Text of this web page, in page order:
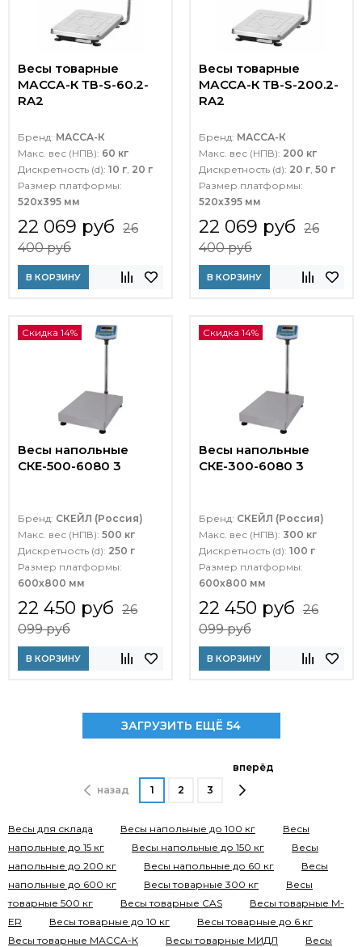
Весы товарные
МАССА-К ТВ-S-60.2-
RA2
Бренд: МАССА-К
Макс. вес (НПВ): 60 кг
Дискретность (d): 10 г, 20 г
Размер платформы:
520х395 мм
22 069 руб 26
400 руб
В КОРЗИНУ
Весы товарные
МАССА-К ТВ-S-200.2-
RA2
Бренд: МАССА-К
Макс. вес (НПВ): 200 кг
Дискретность (d): 20 г, 50 г
Размер платформы:
520х395 мм
22 069 руб 26
400 руб
В КОРЗИНУ
Скидка 14%
Весы напольные
СКЕ-500-6080 3
Бренд: СКЕЙЛ (Россия)
Макс. вес (НПВ): 500 кг
Дискретность (d): 250 г
Размер платформы:
600х800 мм
22 450 руб 26
099 руб
В КОРЗИНУ
Скидка 14%
Весы напольные
СКЕ-300-6080 3
Бренд: СКЕЙЛ (Россия)
Макс. вес (НПВ): 300 кг
Дискретность (d): 100 г
Размер платформы:
600х800 мм
22 450 руб 26
099 руб
В КОРЗИНУ
ЗАГРУЗИТЬ ЕЩЁ 54
назад 1 2 3
вперёд
Весы для склада Весы напольные до 100 кг
Весы
напольные до 15 кг
Весы напольные до 150 кг
Весы
напольные до 200 кг
Весы напольные до 60 кг
Весы
напольные до 600 кг
Весы товарные 300 кг
Весы
товарные 500 кг
Весы товарные CAS
Весы товарные M-
ER
Весы товарные до 10 кг
Весы товарные до 6 кг
Весы товарные МАССА-К
Весы товарные МИДЛ
Весы